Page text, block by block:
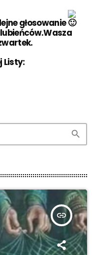
głosowanie
Listy:
search
insert_link